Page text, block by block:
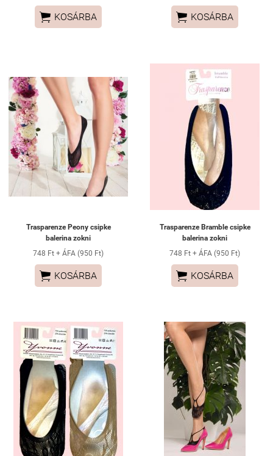
 KOSÁRBA  KOSÁRBA
Trasparenze Peony csipke
balerina zokni
748 Ft + ÁFA (950 Ft)
 KOSÁRBA
Trasparenze Bramble csipke
balerina zokni
748 Ft + ÁFA (950 Ft)
 KOSÁRBA